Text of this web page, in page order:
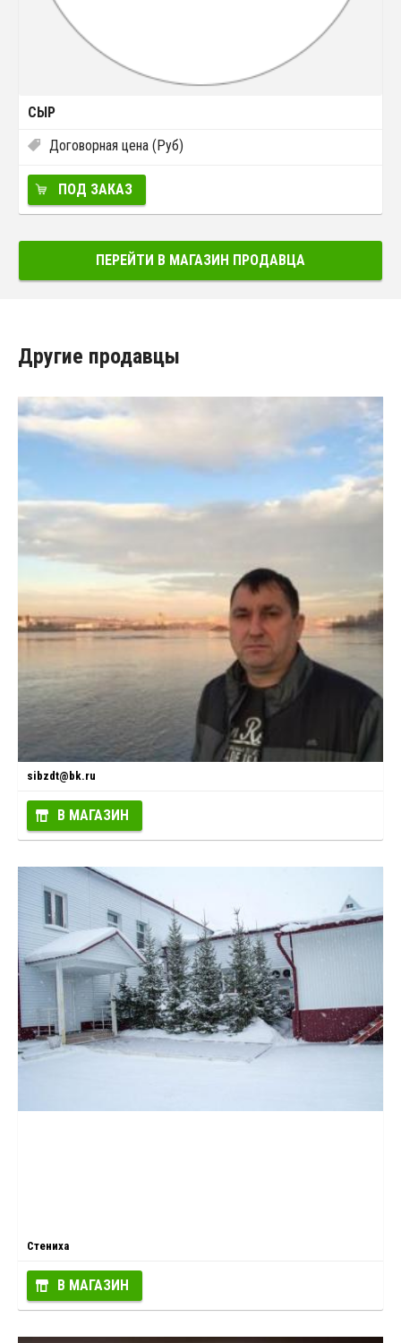
СЫР
Договорная цена (Руб)
ПОД ЗАКАЗ
ПЕРЕЙТИ В МАГАЗИН ПРОДАВЦА
Другие продавцы
sibzdt@bk.ru
В МАГАЗИН
Стениха
В МАГАЗИН